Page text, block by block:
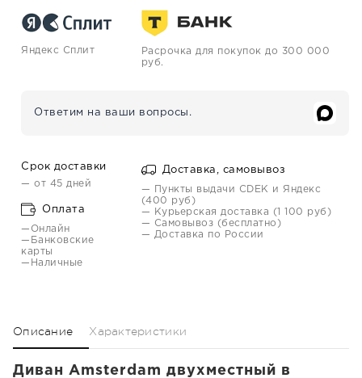
Яндекс Сплит
Расрочка для покупок до 300 000
руб.
Ответим на ваши вопросы.
Срок доставки
— от 45 дней
Оплата
—Онлайн
—Банковские
карты
—Наличные
Доставка, самовывоз
— Пункты выдачи CDEK и Яндекс
(400 руб)
— Курьерская доставка (1 100 руб)
— Самовывоз (бесплатно)
— Доставка по России
Описание Характеристики
Диван Amsterdam двухместный в